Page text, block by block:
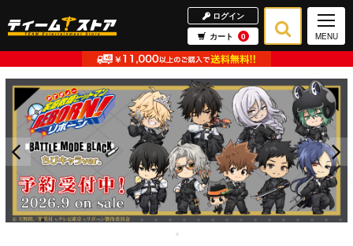
ログイン
カート
0 MENU